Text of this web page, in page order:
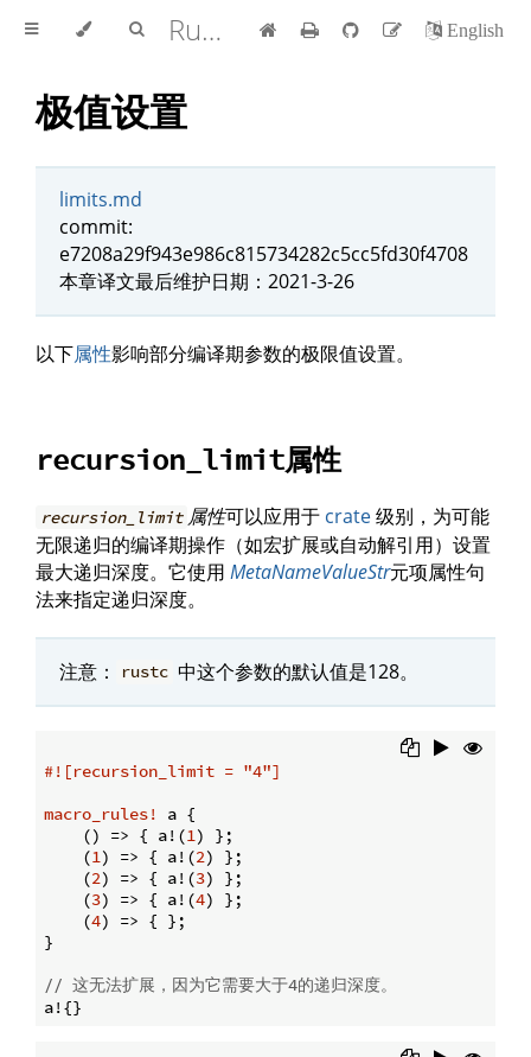
Rust 参考手册 中文版 English
极值设置
limits.md
commit:
e7208a29f943e986c815734282c5cc5fd30f4708
本章译文最后维护日期：2021-3-26
以下属性影响部分编译期参数的极限值设置。
recursion_limit属性
recursion_limit 属性可以应用于 crate级别，为可能
无限递归的编译期操作（如宏扩展或自动解引用）设置
最大递归深度。它使用 MetaNameValueStr元项属性句
法来指定递归深度。
注意： rustc 中这个参数的默认值是128。
#![recursion_limit = "4"]
macro_rules!
a {
    () => { a!(
1) };
    (
1) => { a!(2) };
    (
2) => { a!(3) };
    (
3) => { a!(4) };
    (
4) => { };
}
// 这无法扩展，因为它需要大于4的递归深度。